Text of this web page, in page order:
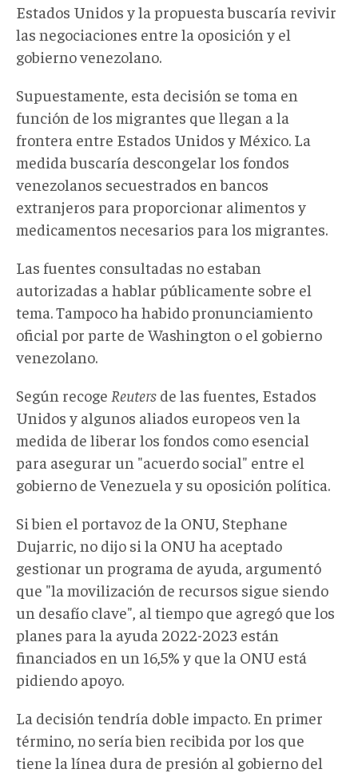
Estados Unidos y la propuesta buscaría revivir
las negociaciones entre la oposición y el
gobierno venezolano.
Supuestamente, esta decisión se toma en
función de los migrantes que llegan a la
frontera entre Estados Unidos y México. La
medida buscaría descongelar los fondos
venezolanos secuestrados en bancos
extranjeros para proporcionar alimentos y
medicamentos necesarios para los migrantes.
Las fuentes consultadas no estaban
autorizadas a hablar públicamente sobre el
tema. Tampoco ha habido pronunciamiento
oficial por parte de Washington o el gobierno
venezolano.
Según recoge Reuters de las fuentes, Estados
Unidos y algunos aliados europeos ven la
medida de liberar los fondos como esencial
para asegurar un "acuerdo social" entre el
gobierno de Venezuela y su oposición política.
Si bien el portavoz de la ONU, Stephane
Dujarric, no dijo si la ONU ha aceptado
gestionar un programa de ayuda, argumentó
que "la movilización de recursos sigue siendo
un desafío clave", al tiempo que agregó que los
planes para la ayuda 2022-2023 están
financiados en un 16,5% y que la ONU está
pidiendo apoyo.
La decisión tendría doble impacto. En primer
término, no sería bien recibida por los que
tiene la línea dura de presión al gobierno del